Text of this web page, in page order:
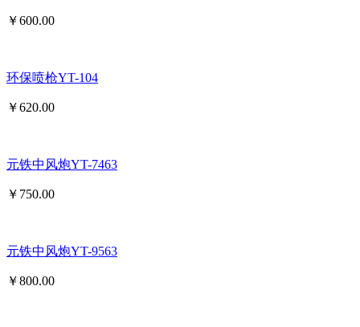
￥600.00
环保喷枪YT-104
￥620.00
元铁中风炮YT-7463
￥ 750.00
元铁中风炮YT-9563
￥800.00